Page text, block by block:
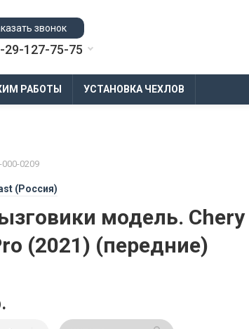
звонок
29-127-75-75
РАБОТЫ УСТАНОВКА ЧЕХЛОВ
000-0209
(Россия)
модель. Chery
(2021) (передние)